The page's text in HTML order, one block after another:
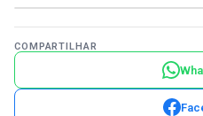
COMPARTILHAR